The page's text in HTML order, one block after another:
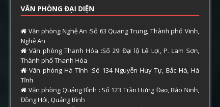
VĂN PHÒNG ĐẠI DIỆN
Văn phòng Nghệ An :Số 63 Quang Trung, Thành phố Vinh,
Nghệ An
Văn phòng Thanh Hóa :Số 29 Đại lộ Lê Lợi, P. Lam Sơn,
Thành phố Thanh Hóa
Văn phòng Hà Tĩnh :Số 134 Nguyễn Huy Tự, Bắc Hà, Hà
Tĩnh
Văn phòng Quảng Bình : Số 123 Trần Hưng Đạo, Bảo Ninh,
Đồng Hới, Quảng Bình